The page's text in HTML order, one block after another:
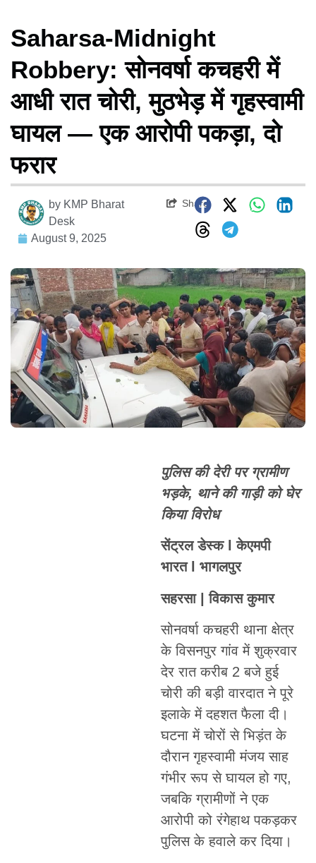
Saharsa-Midnight
Robbery: सोनवर्षा कचहरी में
आधी रात चोरी, मुठभेड़ में गृहस्वामी
घायल — एक आरोपी पकड़ा, दो
फरार
by KMP Bharat
Desk
August 9, 2025
Share
पुलिस की देरी पर ग्रामीण
भड़के, थाने की गाड़ी को घेर
किया विरोध
सेंट्रल डेस्क l केएमपी
भारत l भागलपुर
सहरसा | विकास कुमार
सोनवर्षा कचहरी थाना क्षेत्र
के विसनपुर गांव में शुक्रवार
देर रात करीब 2 बजे हुई
चोरी की बड़ी वारदात ने पूरे
इलाके में दहशत फैला दी।
घटना में चोरों से भिड़ंत के
दौरान गृहस्वामी मंजय साह
गंभीर रूप से घायल हो गए,
जबकि ग्रामीणों ने एक
आरोपी को रंगेहाथ पकड़कर
पुलिस के हवाले कर दिया।